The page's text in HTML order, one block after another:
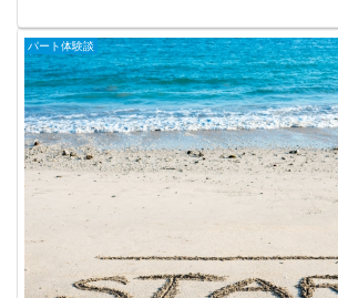
パート体験談